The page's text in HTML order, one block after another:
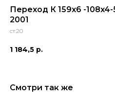
Переход К 159x6 -
2001
ст.20
1 184,5 р.
Смотри так же